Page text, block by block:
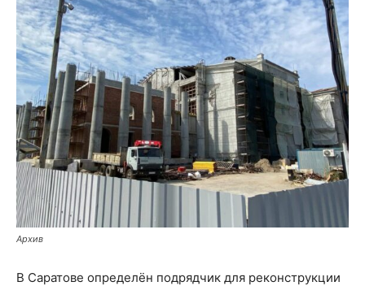
Архив
В Саратове определён подрядчик для реконструкции